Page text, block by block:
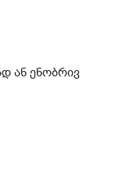
ან ენობრივ